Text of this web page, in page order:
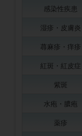
感染性疾患
湿疹・皮膚炎
蕁麻疹・痒疹
紅斑・紅皮症
紫斑
水疱・膿疱
薬疹